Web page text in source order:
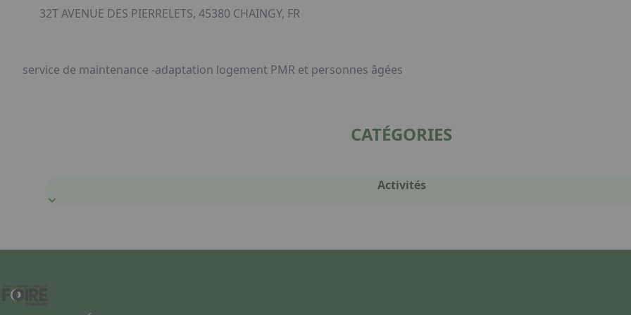
32T AVENUE DES PIERRELETS, 45380 CHAINGY, FR
service de maintenance -adaptation logement PMR et personnes âgées
CATÉGORIES
Activités